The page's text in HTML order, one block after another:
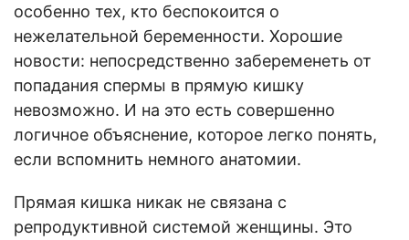
особенно тех, кто беспокоится о
нежелательной беременности. Хорошие
новости: непосредственно забеременеть от
попадания спермы в прямую кишку
невозможно. И на это есть совершенно
логичное объяснение, которое легко понять,
если вспомнить немного анатомии.
Прямая кишка никак не связана с
репродуктивной системой женщины. Это